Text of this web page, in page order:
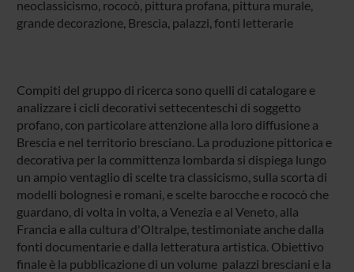
neoclassicismo, rococò, pittura profana, pittura murale,
grande decorazione, Brescia, palazzi, fonti letterarie
Compiti del gruppo di ricerca sono quelli di catalogare e
analizzare i cicli decorativi settecenteschi di soggetto
profano, con particolare attenzione alla loro diffusione a
Brescia e nel territorio bresciano. La produzione pittorica e
decorativa per la committenza lombarda si dispiega lungo
un ampio ventaglio di scelte tra classicismo, sulla scorta di
modelli bolognesi e romani, e scelte barocche e rococò che
guardano, di volta in volta, a Venezia e al Veneto, alla
Francia e alla cultura d'Oltralpe, testimoniate anche dalla
fonti documentarie e dalla letteratura artistica. Obiettivo
finale è la pubblicazione di un volume palazzi bresciani e la